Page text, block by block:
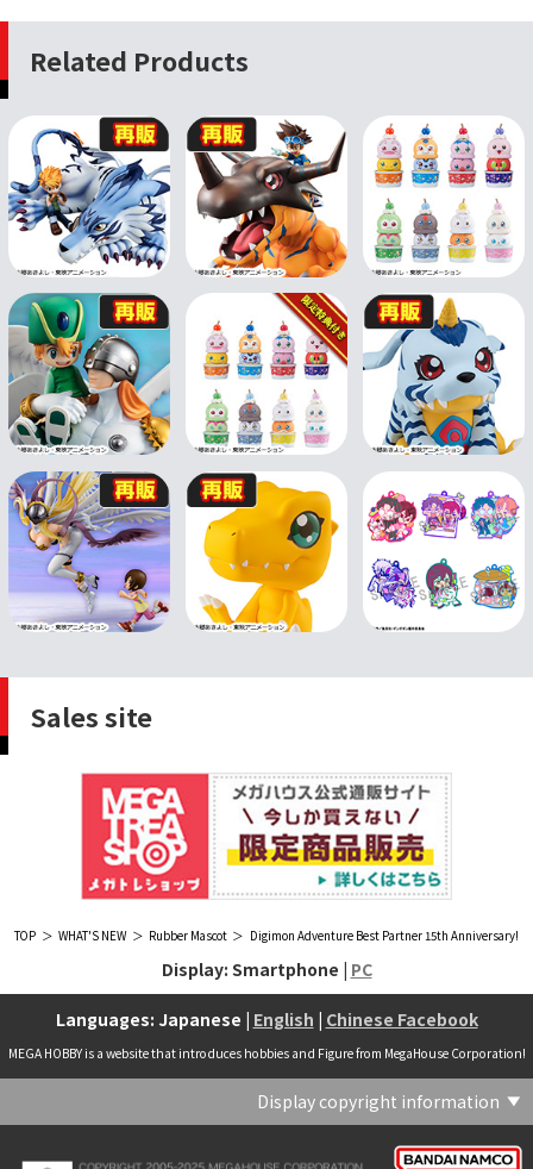
Related Products
Sales site
TOP WHAT'S NEW Rubber Mascot Digimon Adventure Best Partner 15th Anniversary!
Display: Smartphone | PC
Languages: Japanese | English | Chinese Facebook
MEGA HOBBY is a website that introduces hobbies and Figure from MegaHouse Corporation!
Display copyright information